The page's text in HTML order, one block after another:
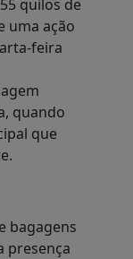
quilos de
uma ação
feira
quando
que
bagagens
presença